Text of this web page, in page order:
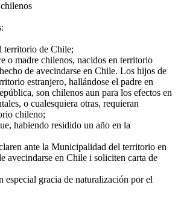
territorio de Chile;
o madre chilenos, nacidos en territorio
de avecindarse en Chile. Los hijos de
estranjero, hallándose el padre en
son chilenos aun para los efectos en
o cualesquiera otras, requieran
chileno;
habiendo residido un año en la
ante la Municipalidad del territorio en
avecindarse en Chile i soliciten carta de
especial gracia de naturalización por el